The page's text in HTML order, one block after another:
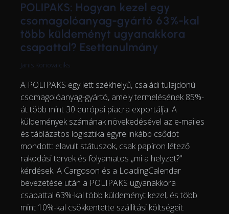
POLIPAKS: Hogyan kezel egy
csomagolóanyag-gyártó 63%-kal
több küldeményt ugyanakkora
csapattal? Esettanulmány
Janis Konovalciks
A POLIPAKS egy lett székhelyű, családi tulajdonú
csomagolóanyag-gyártó, amely termelésének 85%-
át több mint 30 európai piacra exportálja. A
küldemények számának növekedésével az e-mailes
és táblázatos logisztika egyre inkább csődöt
mondott: elavult státuszok, csak papíron létező
rakodási tervek és folyamatos „mi a helyzet?"
kérdések. A Cargoson és a LoadingCalendar
bevezetése után a POLIPAKS ugyanakkora
csapattal 63%-kal több küldeményt kezel, és több
mint 10%-kal csökkentette szállítási költségeit.